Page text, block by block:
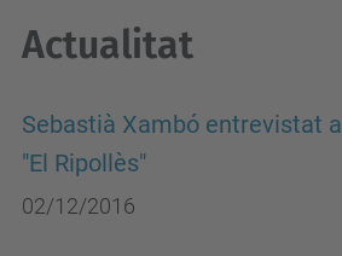
Actualitat
Sebastià Xambó entrevistat a
"El Ripollès"
02/12/2016